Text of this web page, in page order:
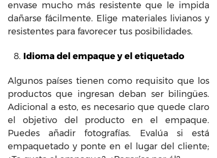
envase mucho más resistente que le impida
dañarse fácilmente. Elige materiales livianos y
resistentes para favorecer tus posibilidades.
Idioma del empaque y el etiquetado
Algunos países tienen como requisito que los
productos que ingresan deban ser bilingües.
Adicional a esto, es necesario que quede claro
el objetivo del producto en el empaque.
Puedes añadir fotografías. Evalúa si está
empaquetado y ponte en el lugar del cliente;